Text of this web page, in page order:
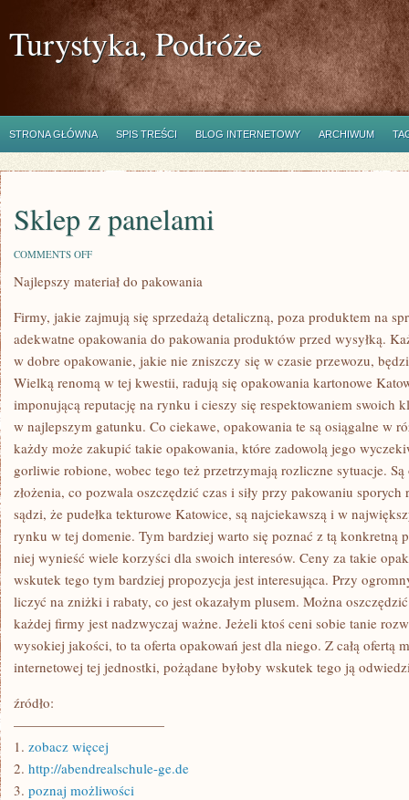
Turystyka, Podróże
STRONA GŁÓWNA SPIS TREŚCI BLOG INTERNETOWY ARCHIWUM
Sklep z panelami
COMMENTS OFFON
Z
Najlepszy materiał do pakowania
Firmy, jakie zajmują się sprzedażą detaliczną, poza produktem na
adekwatne opakowania do pakowania produktów przed wysyłką.
w dobre opakowanie, jakie nie zniszczy się w czasie przewozu,
Wielką renomą w tej kwestii, radują się opakowania kartonowe
imponującą reputację na rynku i cieszy się respektowaniem swoich
w najlepszym gatunku. Co ciekawe, opakowania te są osiągalne w
każdy może zakupić takie opakowania, które zadowolą jego
gorliwie robione, wobec tego też przetrzymają rozliczne sytuacje.
złożenia, co pozwala oszczędzić czas i siły przy pakowaniu
sądzi, że pudełka tekturowe Katowice, są najciekawszą i w
rynku w tej domenie. Tym bardziej warto się poznać z tą konkretną
niej wynieść wiele korzyści dla swoich interesów. Ceny za takie
wskutek tego tym bardziej propozycja jest interesująca. Przy
liczyć na zniżki i rabaty, co jest okazałym plusem. Można
każdej firmy jest nadzwyczaj ważne. Jeżeli ktoś ceni sobie tanie
wysokiej jakości, to ta oferta opakowań jest dla niego. Z całą ofertą
internetowej tej jednostki, pożądane byłoby wskutek tego ją
źródło:
———————————
1. zobacz więcej
2. http://abendrealschule-ge.de
3. poznaj możliwości